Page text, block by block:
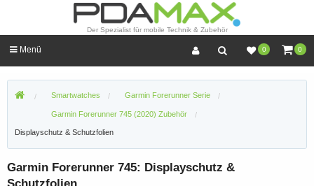
Der Spezialist für mobile Technik & Zubehör
0 0
Menü
Smartwatches Garmin Forerunner Serie
Garmin Forerunner 745 (2020) Zubehör
Displayschutz & Schutzfolien
Garmin Forerunner 745: Displayschutz &